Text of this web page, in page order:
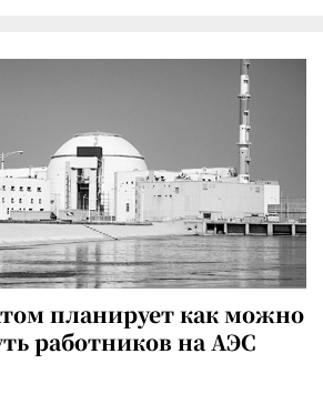
планирует как можно
работников на АЭС